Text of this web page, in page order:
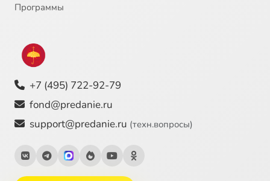
Программы
+7 (495) 722-92-79
fond@predanie.ru
support@predanie.ru (техн.вопросы)